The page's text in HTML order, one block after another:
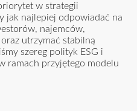
w strategii
jak najlepiej odpowiadać na
najemców,
utrzymać stabilną
szereg polityk ESG i
ramach przyjętego modelu